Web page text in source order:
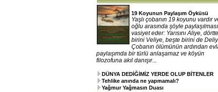
19 Koyunun Paylaşım Öyküsü
Yaşlı çobanın 19 koyunu vardır
oğlu arasında şöyle
vasiyet eder: Yarısını Aliye,
birini Veliye, beşte birini de
Çobanın ölümünün ardından
paylaşımda bir türlü anlaşamaz ve köyün
filozofuna akıl danışır...
DÜNYA DEDİĞİMİZ YERDE OLUP BİTENLER
Tehlike anında ne yapmamalı?
Yağmur Yağmasın Duası